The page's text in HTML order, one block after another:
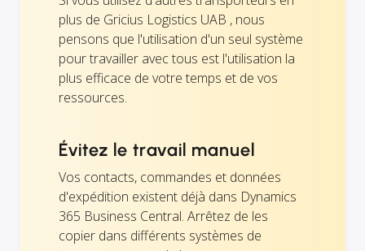
plus de Gricius Logistics UAB , nous
pensons que l'utilisation d'un seul système
pour travailler avec tous est l'utilisation la
plus efficace de votre temps et de vos
ressources.
Évitez le travail manuel
Vos contacts, commandes et données
d'expédition existent déjà dans Dynamics
365 Business Central. Arrêtez de les
copier dans différents systèmes de